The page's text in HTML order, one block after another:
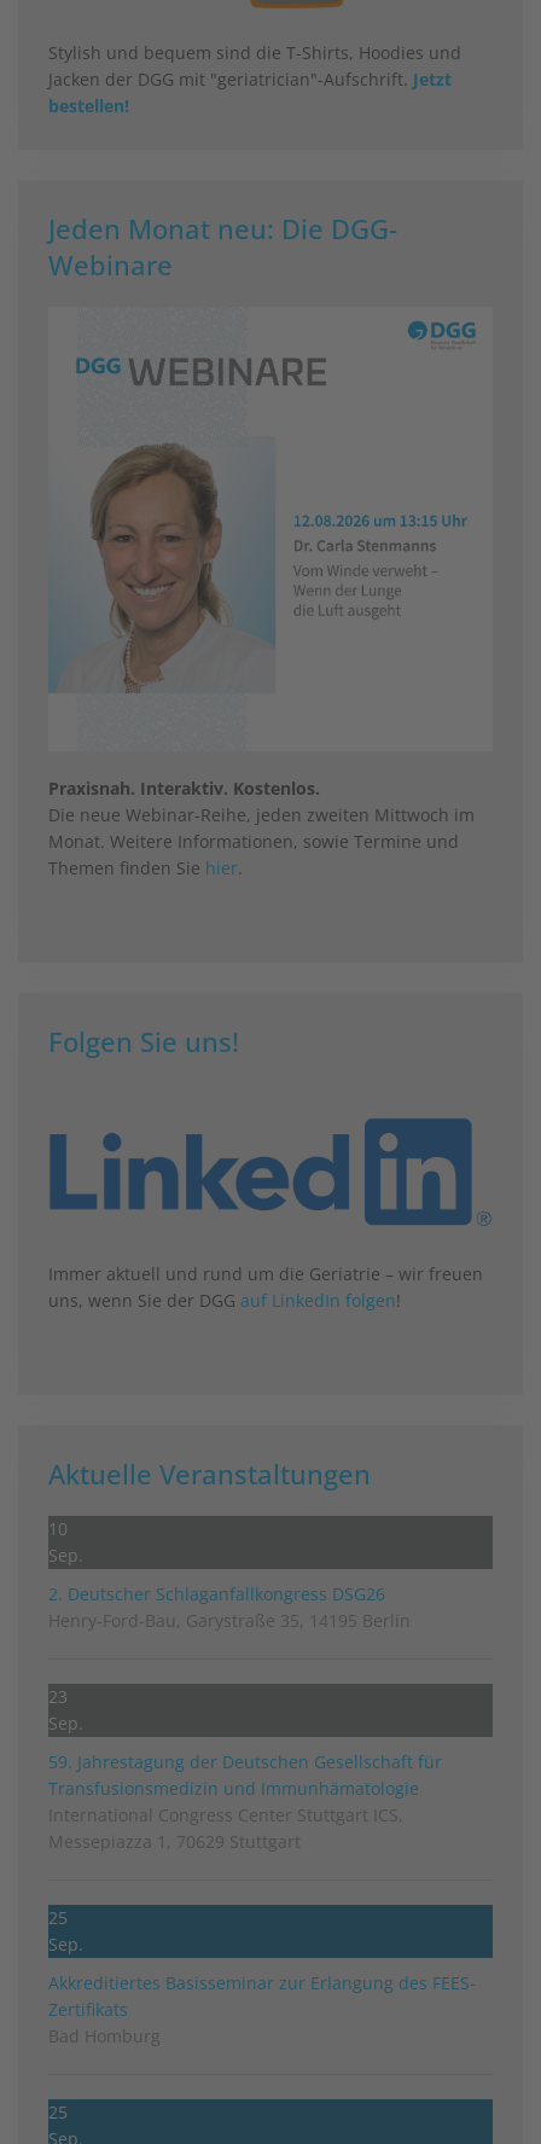
Stylish und bequem sind die T-Shirts, Hoodies und
Jacken der DGG mit "geriatrician"-Aufschrift. Jetzt
bestellen!
Jeden Monat neu: Die DGG-
Webinare
Praxisnah. Interaktiv. Kostenlos.
Die neue Webinar-Reihe, jeden zweiten Mittwoch im
Monat. Weitere Informationen, sowie Termine und
Themen finden Sie hier.
Folgen Sie uns!
Immer aktuell und rund um die Geriatrie – wir freuen
uns, wenn Sie der DGG auf LinkedIn folgen!
Aktuelle Veranstaltungen
10
Sep.
2. Deutscher Schlag­anfall­kongress DSG26
Henry-Ford-Bau, Garystraße 35, 14195 Berlin
23
Sep.
59. Jahrestagung der Deutschen Gesellschaft für
Transfusionsmedizin und Immunhämatologie
International Congress Center Stuttgart ICS,
Messepiazza 1, 70629 Stuttgart
25
Sep.
Akkreditiertes Basisseminar zur Erlangung des FEES-
Zertifikats
Bad Homburg
25
Sep.